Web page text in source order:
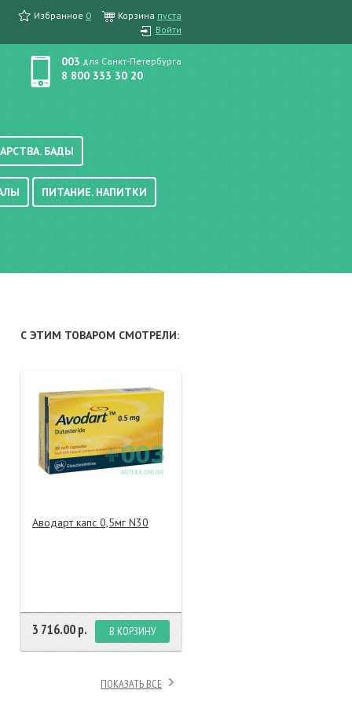
Избранное 0 Корзина пуста
Войти
003 для Санкт-Петербурга
8 800 333 30 20
краска для волос
БАДЫ
ПИТАНИЕ. НАПИТКИ
биомороженое
С ЭТИМ ТОВАРОМ СМОТРЕЛИ:
Аводарт капс 0,5мг N30
3 716.00 р. В КОРЗИНУ
ПОКАЗАТЬ ВСЕ